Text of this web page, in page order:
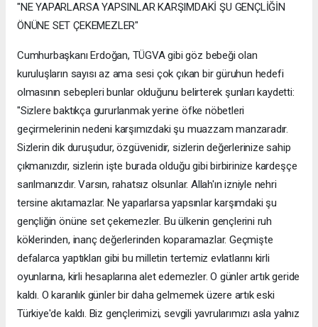
"NE YAPARLARSA YAPSINLAR KARŞIMDAKİ ŞU GENÇLİĞİN
ÖNÜNE SET ÇEKEMEZLER"
Cumhurbaşkanı Erdoğan, TÜGVA gibi göz bebeği olan
kuruluşların sayısı az ama sesi çok çıkan bir güruhun hedefi
olmasının sebepleri bunlar olduğunu belirterek şunları kaydetti:
"Sizlere baktıkça gururlanmak yerine öfke nöbetleri
geçirmelerinin nedeni karşımızdaki şu muazzam manzaradır.
Sizlerin dik duruşudur, özgüvenidir, sizlerin değerlerinize sahip
çıkmanızdır, sizlerin işte burada olduğu gibi birbirinize kardeşçe
sarılmanızdır. Varsın, rahatsız olsunlar. Allah'ın izniyle nehri
tersine akıtamazlar. Ne yaparlarsa yapsınlar karşımdaki şu
gençliğin önüne set çekemezler. Bu ülkenin gençlerini ruh
köklerinden, inanç değerlerinden koparamazlar. Geçmişte
defalarca yaptıkları gibi bu milletin tertemiz evlatlarını kirli
oyunlarına, kirli hesaplarına alet edemezler. O günler artık geride
kaldı. O karanlık günler bir daha gelmemek üzere artık eski
Türkiye'de kaldı. Biz gençlerimizi, sevgili yavrularımızı asla yalnız